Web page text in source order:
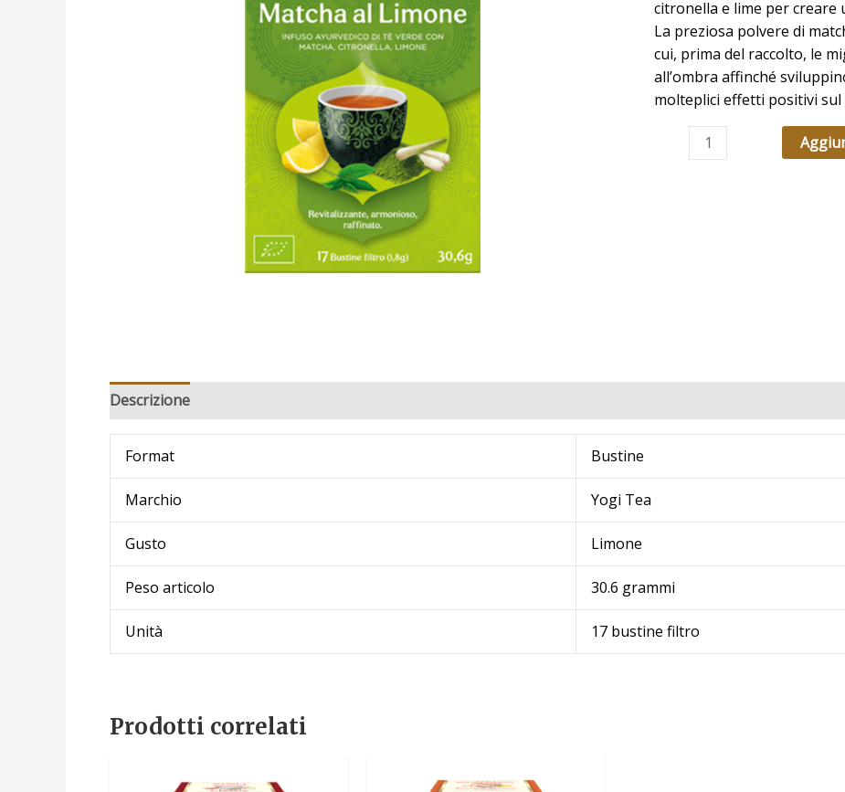
citronella e lime per creare
La preziosa polvere di
cui, prima del raccolto, le
all’ombra affinché
molteplici effetti positivi sul
Descrizione
Format Bustine
Marchio Yogi Tea
Gusto Limone
Peso articolo 30.6 grammi
Unità 17 bustine filtro
Prodotti correlati